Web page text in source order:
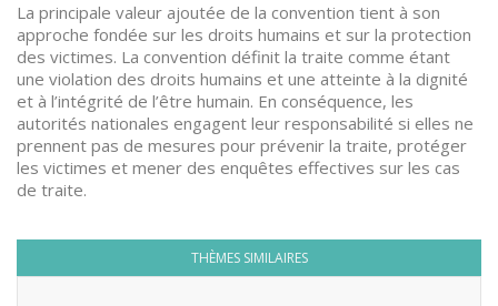
La principale valeur ajoutée de la convention tient à son
approche fondée sur les droits humains et sur la protection
des victimes. La convention définit la traite comme étant
une violation des droits humains et une atteinte à la dignité
et à l’intégrité de l’être humain. En conséquence, les
autorités nationales engagent leur responsabilité si elles ne
prennent pas de mesures pour prévenir la traite, protéger
les victimes et mener des enquêtes effectives sur les cas
de traite.
THÈMES SIMILAIRES